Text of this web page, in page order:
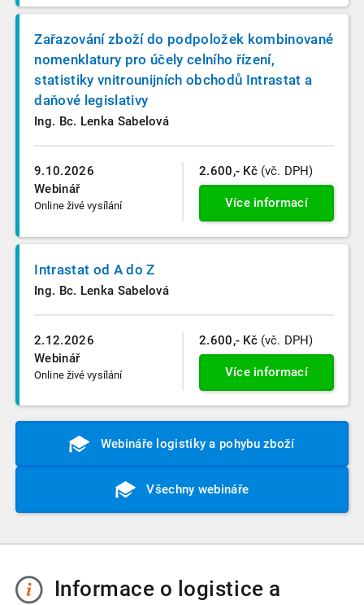
9.10.2026
Webinář
Online živé vysílání
Zařazování zboží do podpoložek kombinované
nomenklatury pro účely celního řízení,
statistiky vnitrounijních obchodů Intrastat a
daňové legislativy
Ing. Bc. Lenka Sabelová
2.600,- Kč (vč. DPH)
Více informací
2.12.2026
Webinář
Online živé vysílání
Intrastat od A do Z
Ing. Bc. Lenka Sabelová
2.600,- Kč (vč. DPH)
Více informací
Webináře logistiky a pohybu zboží
Všechny webináře
Informace o logistice a